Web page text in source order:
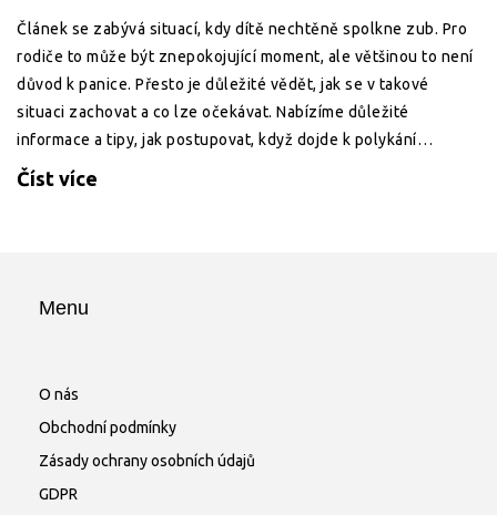
Článek se zabývá situací, kdy dítě nechtěně spolkne zub. Pro
rodiče to může být znepokojující moment, ale většinou to není
důvod k panice. Přesto je důležité vědět, jak se v takové
situaci zachovat a co lze očekávat. Nabízíme důležité
informace a tipy, jak postupovat, když dojde k polykání
dětského zubu.
Číst více
Menu
O nás
Obchodní podmínky
Zásady ochrany osobních údajů
GDPR